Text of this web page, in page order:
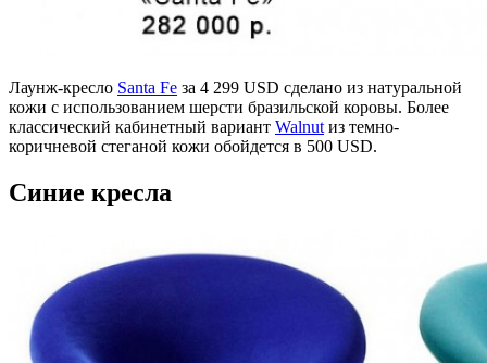
Лаунж-кресло Santa Fe за 4 299 USD сделано из натуральной
кожи с использованием шерсти бразильской коровы. Более
классический кабинетный вариант Walnut из темно-
коричневой стеганой кожи обойдется в 500 USD.
Синие кресла